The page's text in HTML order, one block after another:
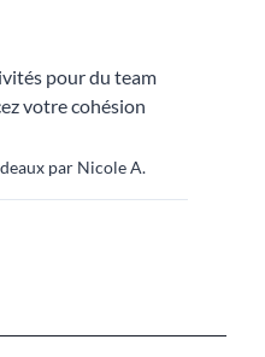
pour du team
votre cohésion
par Nicole A.